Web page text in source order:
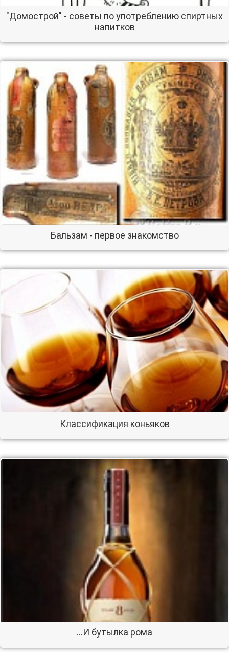
"Домострой" - советы по употреблению спиртных
напитков
Бальзам - первое знакомство
Классификация коньяков
...И бутылка рома